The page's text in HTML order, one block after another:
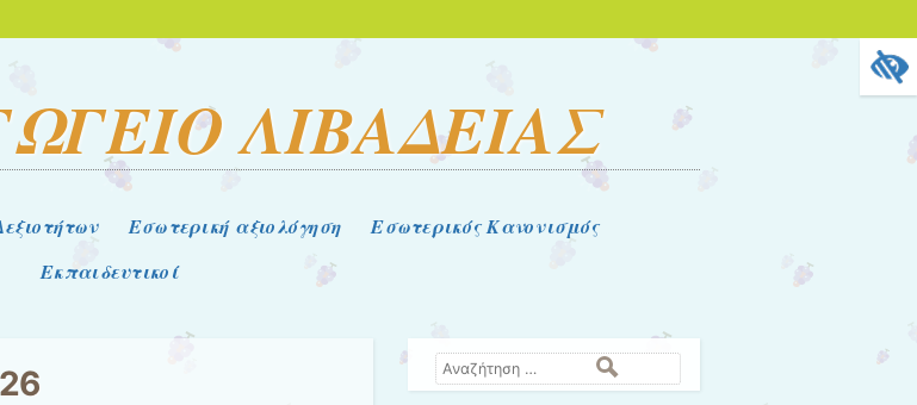
ΛΙΒΑΔΕΙΑΣ
Εσωτερική αξιολόγηση
Εσωτερικός Κανονισμός
Εκπαιδευτικοί
Αναζήτηση